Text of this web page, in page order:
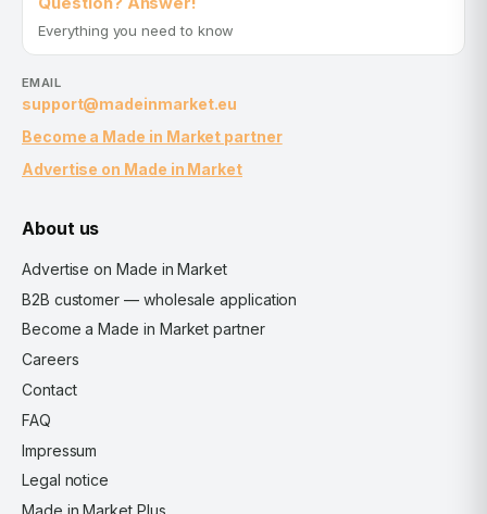
Everything you need to know
EMAIL
support@madeinmarket.eu
Become a Made in Market partner
Advertise on Made in Market
About us
Advertise on Made in Market
B2B customer — wholesale application
Become a Made in Market partner
Careers
Contact
FAQ
Impressum
Legal notice